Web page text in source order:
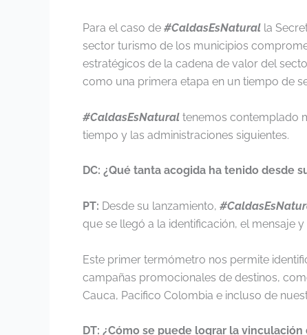
Para el caso de #CaldasEsNatural la
sector turismo de los municipios
estratégicos de la cadena de valor del
como una primera etapa en un tiempo de
#CaldasEsNatural tenemos contemplado
tiempo y las administraciones siguientes.
DC: ¿Qué tanta acogida ha tenido desde
PT: Desde su lanzamiento,
que se llegó a la identificación, el mensaje
Este primer termómetro nos permite
campañas promocionales de destinos,
Cauca, Pacifico Colombia e incluso de
DT: ¿Cómo se puede lograr la